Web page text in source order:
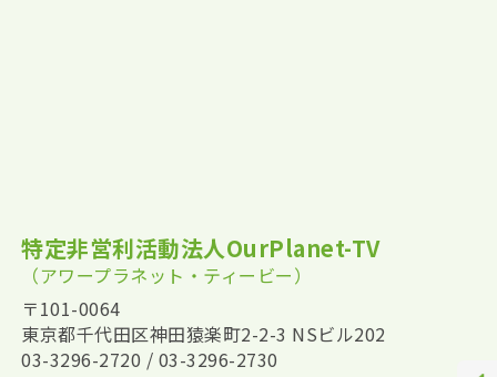
特定非営利活動法人OurPlanet-TV
（アワープラネット・ティービー）
〒101-0064
東京都千代田区神田猿楽町2-2-3 NSビル202
03-3296-2720 / 03-3296-2730